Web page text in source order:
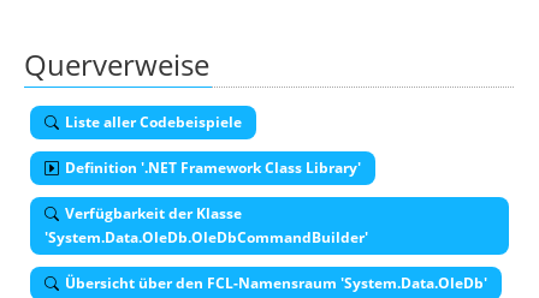
Querverweise
Liste aller Codebeispiele
Definition '.NET Framework Class Library'
Verfügbarkeit der Klasse
'System.Data.OleDb.OleDbCommandBuilder'
Übersicht über den FCL-Namensraum 'System.Data.OleDb'